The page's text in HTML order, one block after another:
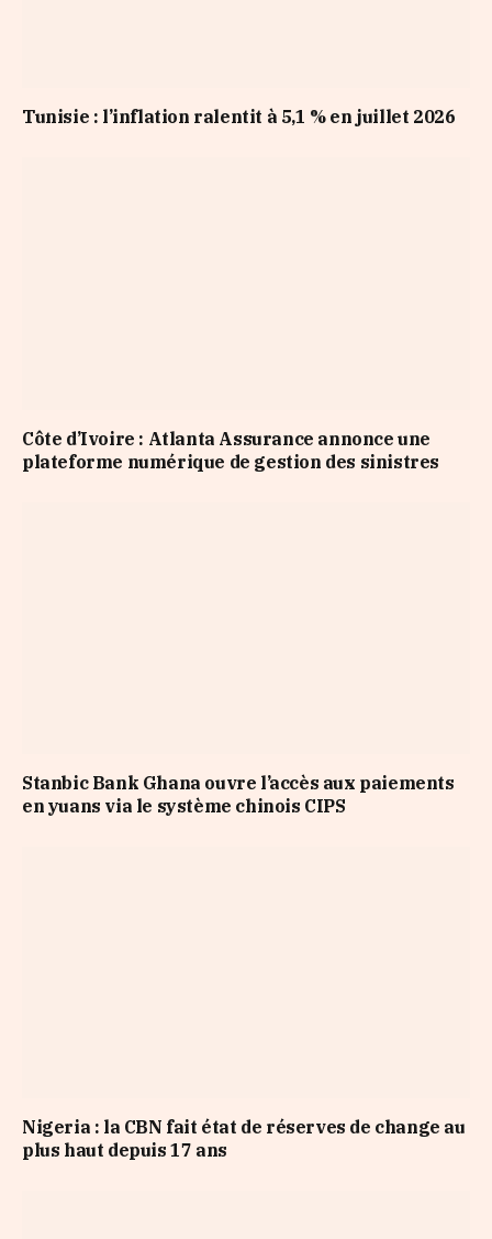
Tunisie : l’inflation ralentit à 5,1 % en juillet 2026
Côte d’Ivoire : Atlanta Assurance annonce une
plateforme numérique de gestion des sinistres
Stanbic Bank Ghana ouvre l’accès aux paiements
en yuans via le système chinois CIPS
Nigeria : la CBN fait état de réserves de change au
plus haut depuis 17 ans